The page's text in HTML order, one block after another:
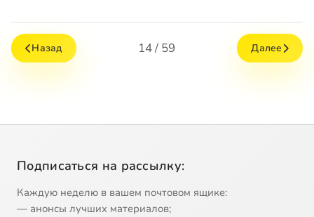
Назад 14 / 59 Далее
Подписаться на рассылку:
Каждую неделю в вашем почтовом ящике:
— анонсы лучших материалов;